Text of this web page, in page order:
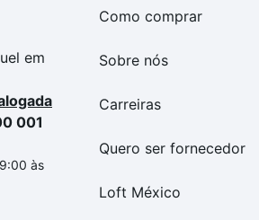
em
001
às
Como comprar
Sobre nós
Carreiras
Quero ser fornecedor
Loft México